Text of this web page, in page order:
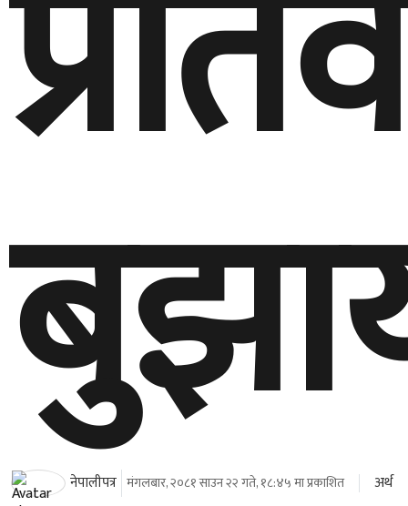
नेपालीपत्र मंगलबार, २०८१ साउन २२ गते, १८:४५ मा प्रकाशित अर्थ